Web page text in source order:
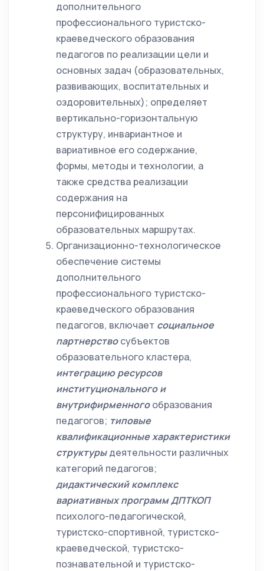
дополнительного
профессионального туристско-
краеведческого образования
педагогов по реализации цели и
основных задач (образовательных,
развивающих, воспитательных и
оздоровительных); определяет
вертикально-горизонтальную
структуру, инвариантное и
вариативное его содержание,
формы, методы и технологии, а
также средства реализации
содержания на
персонифицированных
образовательных маршрутах.
Организационно-технологическое
обеспечение системы
дополнительного
профессионального туристско-
краеведческого образования
педагогов, включает социальное
партнерствосубъектов
образовательного кластера,
интеграцию ресурсов
институционального и
внутрифирменногообразования
педагогов; типовые
квалификационные характеристики
структурыдеятельности различных
категорий педагогов;
дидактический комплекс
вариативных программ ДПТКОП
психолого-педагогической,
туристско-спортивной, туристско-
краеведческой, туристско-
познавательной и туристско-